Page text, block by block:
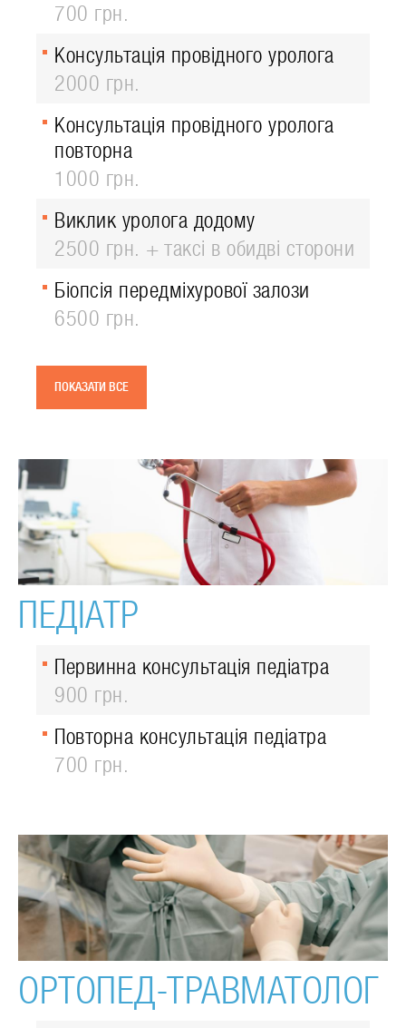
700 грн.
Консультація провідного уролога
2000 грн.
Консультація провідного уролога
повторна
1000 грн.
Виклик уролога додому
2500 грн. + таксі в обидві сторони
Біопсія передміхурової залози
6500 грн.
ПОКАЗАТИ ВСЕ
ПЕДІАТР
Первинна консультація педіатра
900 грн.
Повторна консультація педіатра
700 грн.
ОРТОПЕД-ТРАВМАТОЛОГ